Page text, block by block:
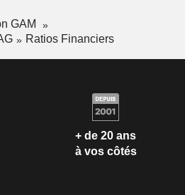
GAM
Ratios Financiers
+ de 20 ans
à vos côtés